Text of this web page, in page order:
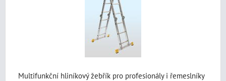
Multifunkční hliníkový žebřík pro profesionály i řemeslníky